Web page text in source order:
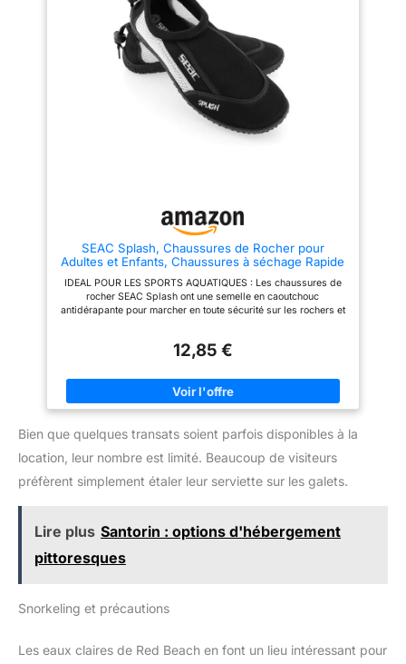
bcp à les mettre et les ôter aux
pieds ; La conception du col
évite l’inconfort pour un port
prolongé ou des utilisations
fréquentes 【🏊Multifunction】
Idéales pour marcher ou pêcher
plonger ou monter en barque ou
les enfants, les garçons et les
antidérapant pour la sécurité de
la piscine, du yoga, de la
marche sur la plage
SEAC Splash, Chaussures de Rocher pour
Adultes et Enfants, Chaussures à séchage Rapide
IDEAL POUR LES SPORTS AQUATIQUES : Les chaussures de
rocher SEAC Splash ont une semelle en caoutchouc
antidérapante pour marcher en toute sécurité sur les rochers et
entièrement protégé jusqu'aux chevilles. La tige, en tissu mesh
respirabilité maximale même en cas de forte chaleur. FACILE à
PORTER grâce à la boucle pratique sur le talon. Le matériau
élastique des chaussures SEAC Splash rock enveloppe le pied
activités aquatiques. LÉGÈRES ET FLEXIBLES : Les chaussures
kg ! Equipées d'un système de pliage unique, ces chaussures
de plongée prennent très peu de place et sont parfaites pour
être emportées à tout moment !
12,85 €
Bien que quelques transats soient parfois disponibles à la
location, leur nombre est limité. Beaucoup de visiteurs
préfèrent simplement étaler leur serviette sur les galets.
Lire plus Santorin : options d'hébergement
pittoresques
Snorkeling et précautions
Les eaux claires de Red Beach en font un lieu intéressant pour